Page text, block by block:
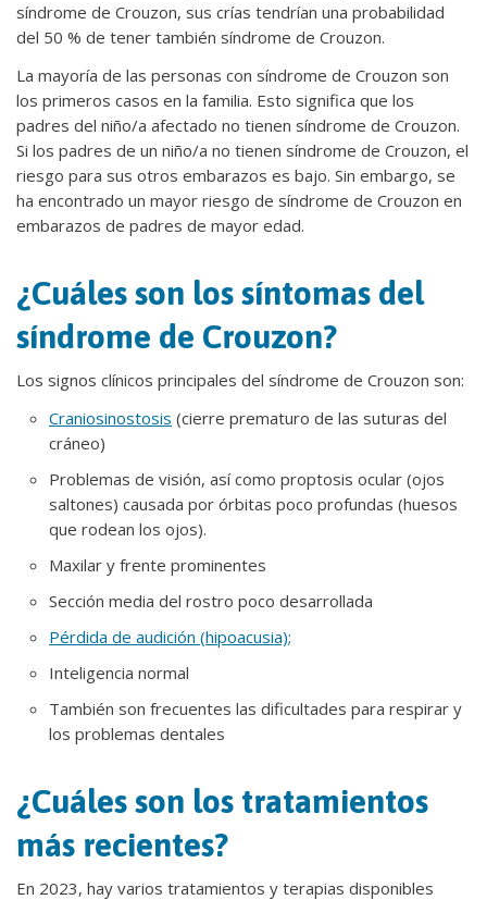
síndrome de Crouzon, sus crías tendrían una probabilidad
del 50 % de tener también síndrome de Crouzon.
La mayoría de las personas con síndrome de Crouzon son
los primeros casos en la familia. Esto significa que los
padres del niño/a afectado no tienen síndrome de Crouzon.
Si los padres de un niño/a no tienen síndrome de Crouzon, el
riesgo para sus otros embarazos es bajo. Sin embargo, se
ha encontrado un mayor riesgo de síndrome de Crouzon en
embarazos de padres de mayor edad.
¿Cuáles son los síntomas del
síndrome de Crouzon?
Los signos clínicos principales del síndrome de Crouzon son:
Craniosinostosis (cierre prematuro de las suturas del
cráneo)
Problemas de visión, así como proptosis ocular (ojos
saltones) causada por órbitas poco profundas (huesos
que rodean los ojos).
Maxilar y frente prominentes
Sección media del rostro poco desarrollada
Pérdida de audición (hipoacusia);
Inteligencia normal
También son frecuentes las dificultades para respirar y
los problemas dentales
¿Cuáles son los tratamientos
más recientes?
En 2023, hay varios tratamientos y terapias disponibles